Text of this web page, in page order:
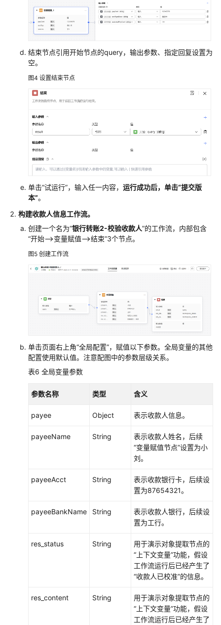
结束节点引用开始节点的query，输出参数、指定回复设置为
空。
图4 设置结束节点
单击“试运行”，输入任一内容， 运行成功后，单击“提交版
本”。
构建收款人信息工作流。
创建一个名为“银行转账2-校验收款人”的工作流，内部包含
“开始-->变量赋值-->结束”3个节点。
图5 创建工作流
单击页面右上角“全局配置”，赋值以下参数。全局变量的其他
配置使用默认值。注意配图中的参数层级关系。
表6 全局变量参数
参数名称 类型 含义
payee Object 表示收款人信息。
payeeName String
表示收款人姓名，后续
“变量赋值节点”设置为小
刘。
payeeAcct String
表示收款银行卡，后续设
置为87654321。
payeeBankName String
表示收款人银行，后续设
置为工行。
res_status String
用于演示对象提取节点的
“上下文变量”功能，假设
工作流运行后已经产生了
“收款人已校准”的信息。
res_content String
用于演示对象提取节点的
“上下文变量”功能，假设
工作流运行后已经产生了